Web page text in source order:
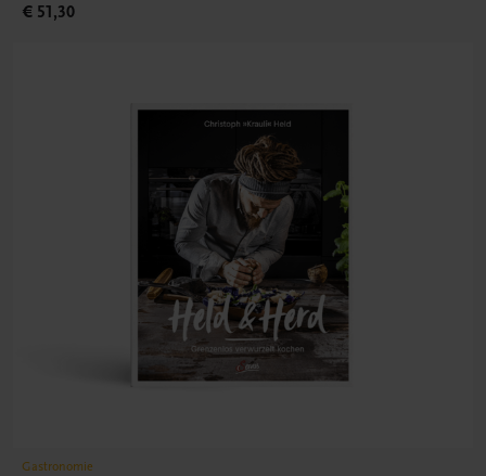
€ 51,30
Gastronomie